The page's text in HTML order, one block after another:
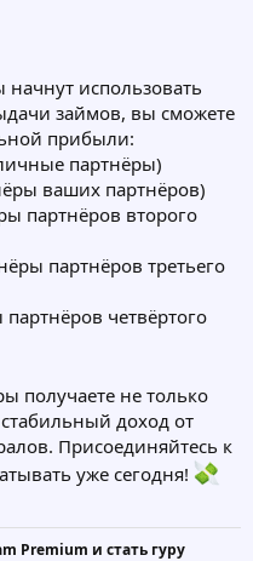
использовать
займов, вы сможете
прибыли:
партнёры)
ваших партнёров)
партнёров второго
партнёров третьего
четвёртого
получаете не только
доход от
Присоединяйтесь к
уже сегодня!
Premium и стать гуру